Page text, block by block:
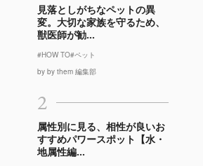
見落としがちなペットの異
変。大切な家族を守るため、
獣医師が勧...
#HOW TO#ペット
by by them 編集部
2
属性別に見る、相性が良いお
すすめパワースポット【水・
地属性編...